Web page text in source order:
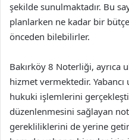
şekilde sunulmaktadır. Bu
planlarken ne kadar bir
önceden bilebilirler.
Bakırköy 8 Noterliği, ayrıca
hizmet vermektedir.
hukuki işlemlerini
düzenlenmesini sağlayan
gerekliliklerini de yerine